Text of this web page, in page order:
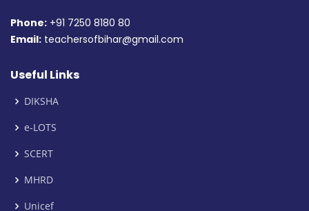
Phone: +91 7250 8180 80
Email: teachersofbihar@gmail.com
Useful Links
DIKSHA
e-LOTS
SCERT
MHRD
Unicef